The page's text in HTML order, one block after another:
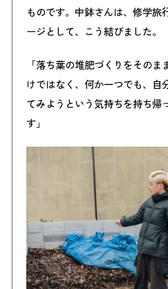
ものです。中鉢さんは、修学旅
ージとして、こう結びました。
「落ち葉の堆肥づくりをその
けではなく、何か一つでも、自
てみようという気持ちを持ち帰
す」